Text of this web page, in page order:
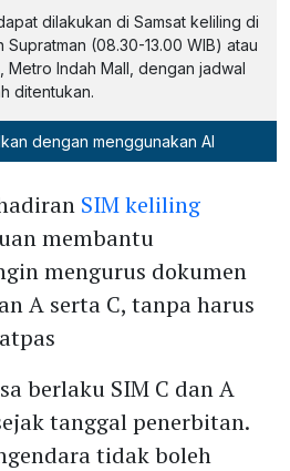
dilakukan di Samsat keliling di
Supratman (08.30-13.00 WIB) atau
Metro Indah Mall, dengan jadwal
ditentukan.
dengan menggunakan AI
SIM keliling
membantu
mengurus dokumen
A serta C, tanpa harus
berlaku SIM C dan A
tanggal penerbitan.
tidak boleh